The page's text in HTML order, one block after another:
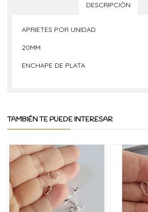
DESCRIPCIÓN
APRIETES POR UNIDAD
20MM
ENCHAPE DE PLATA
TAMBIÉN TE PUEDE INTERESAR